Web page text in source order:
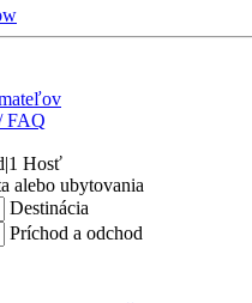
FAQ
|1 Hosť
alebo ubytovania
Destinácia
Príchod a odchod